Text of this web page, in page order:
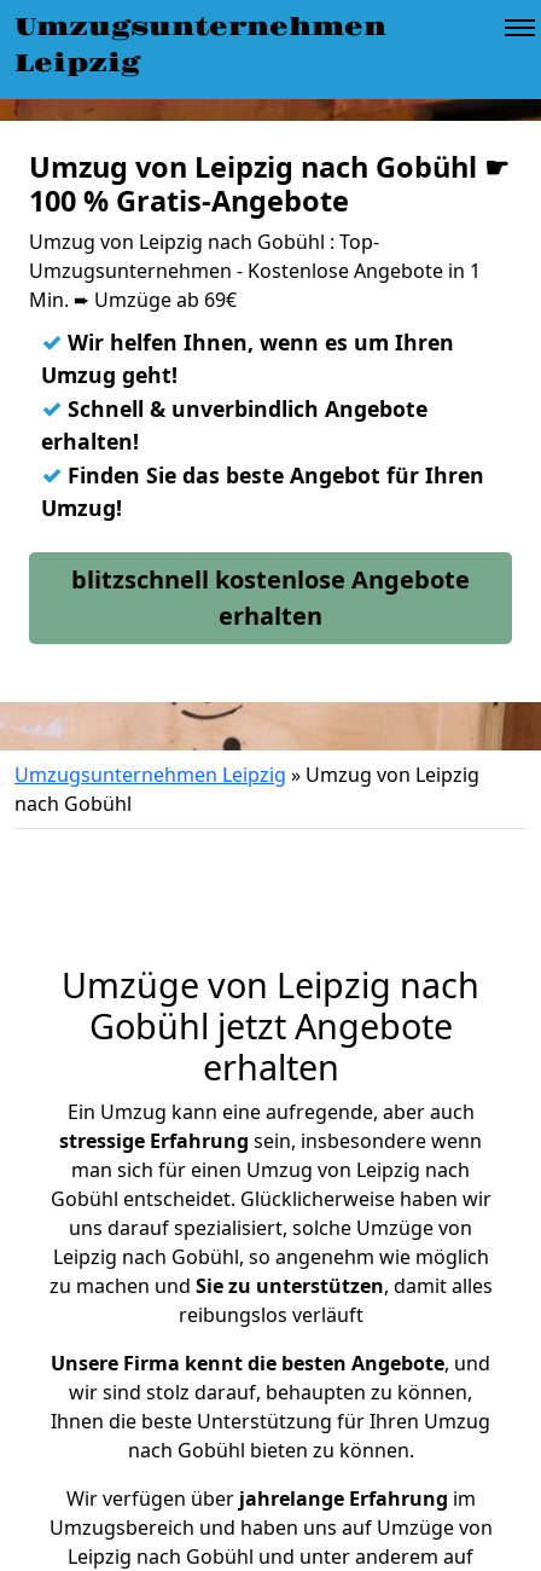
Umzugsunternehmen
Leipzig
Umzug von Leipzig nach Gobühl ☛
100 % Gratis-Angebote
Umzug von Leipzig nach Gobühl : Top-
Umzugsunternehmen - Kostenlose Angebote in 1
Min. ➨ Umzüge ab 69€
✓ Wir helfen Ihnen, wenn es um Ihren
Umzug geht!
✓ Schnell & unverbindlich Angebote
erhalten!
✓ Finden Sie das beste Angebot für Ihren
Umzug!
blitzschnell kostenlose Angebote
erhalten
Umzugsunternehmen Leipzig » Umzug von Leipzig
nach Gobühl
Umzüge von Leipzig nach
Gobühl jetzt Angebote
erhalten
Ein Umzug kann eine aufregende, aber auch
stressige Erfahrung sein, insbesondere wenn
man sich für einen Umzug von Leipzig nach
Gobühl entscheidet. Glücklicherweise haben wir
uns darauf spezialisiert, solche Umzüge von
Leipzig nach Gobühl, so angenehm wie möglich
zu machen und Sie zu unterstützen, damit alles
reibungslos verläuft
Unsere Firma kennt die besten Angebote, und
wir sind stolz darauf, behaupten zu können,
Ihnen die beste Unterstützung für Ihren Umzug
nach Gobühl bieten zu können.
Wir verfügen überjahrelange Erfahrung im
Umzugsbereich und haben uns auf Umzüge von
Leipzig nach Gobühl und unter anderem auf